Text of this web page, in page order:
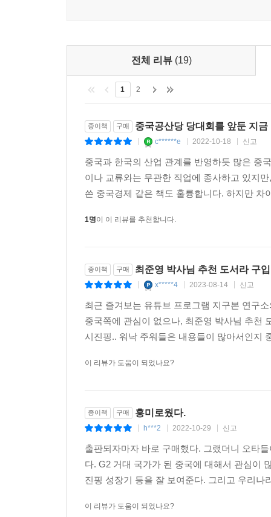
가까이 높았다는 점도 충격적이다. 1992년 한
있었지만, 2013년 시진핑 정권 출범과 2016
직관적이고 본능적인 사고가 대대적으로 변화하
도대체 지난 10년간 중국에서는 무슨 일이 있었
나라의 ‘쇼크’에 가까운 위협들, 대한민국이 직
시행에 따른 당시 우리나라의 충격과 대중문화
이 장에서 세밀하게 복기한다.
고전하고 있는지를 되짚으며, 한국과 중국이 경
저자는 2021년 한국사회의 ‘요소수 대란’과 ‘공
분석하며 ‘중국의 불행은 한국의 행복이 될 수 없
그중에서도 압권은 ‘대만 문제’다. 국제 안보 전
Earth)이라는 수식어를 부여하고 있다. 미국과 중
미국 대표 기술 기업들의 대만 반도체 기술에
중화제국 시대의 부활을 알리는 이벤트가 될 수
‘남의 일’로만 생각하는 것이 얼마나 게으르고 위
시진핑은 왜 황제의 길을 꿈꾸는가?
2008년과 2012년 사이, 중국의 미래가 뒤바뀐 그때
중국은 지금 주변 국가들과 전 세계를 향하여
전체 리뷰 (19)
1 2
종이책 구매 중국공산당 당대회를 앞둔 지
c******e 2022-10-18 신고
중국과 한국의 산업 관계를 반영하듯 많은 중
이나 교류와는 무관한 직업에 종사하고 있지
쓴 중국경제 같은 책도 훌륭합니다. 하지만
1명이 이 리뷰를 추천합니다.
종이책 구매 최준영 박사님 추천 도서라 구
x*****4 2023-08-14 신고
최근 즐겨보는 유튜브 프로그램 지구본 연구
중국쪽에 관심이 없으나, 최준영 박사님 추천
시진핑.. 워낙 주워들은 내용들이 많아서인지
이 리뷰가 도움이 되었나요?
종이책 구매 흥미로웠다.
h***2 2022-10-29 신고
출판되자마자 바로 구매했다. 그랬더니 오타
다. G2 거대 국가가 된 중국에 대해서 관심이
진핑 성장기 등을 잘 보여준다. 그리고 우리
이 리뷰가 도움이 되었나요?